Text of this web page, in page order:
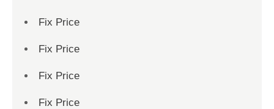
Fix Price
Fix Price
Fix Price
Fix Price